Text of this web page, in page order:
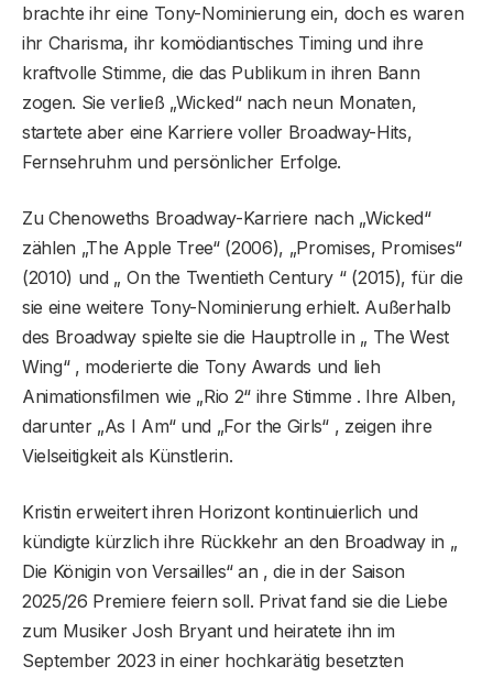
brachte ihr eine Tony-Nominierung ein, doch es waren
ihr Charisma, ihr komödiantisches Timing und ihre
kraftvolle Stimme, die das Publikum in ihren Bann
zogen. Sie verließ „Wicked“ nach neun Monaten,
startete aber eine Karriere voller Broadway-Hits,
Fernsehruhm und persönlicher Erfolge.
Zu Chenoweths Broadway-Karriere nach „Wicked“
zählen „The Apple Tree“ (2006), „Promises, Promises“
(2010) und „ On the Twentieth Century “ (2015), für die
sie eine weitere Tony-Nominierung erhielt. Außerhalb
des Broadway spielte sie die Hauptrolle in „ The West
Wing“ , moderierte die Tony Awards und lieh
Animationsfilmen wie „Rio 2“ ihre Stimme . Ihre Alben,
darunter „As I Am“ und „For the Girls“ , zeigen ihre
Vielseitigkeit als Künstlerin.
Kristin erweitert ihren Horizont kontinuierlich und
kündigte kürzlich ihre Rückkehr an den Broadway in „
Die Königin von Versailles“ an , die in der Saison
2025/26 Premiere feiern soll. Privat fand sie die Liebe
zum Musiker Josh Bryant und heiratete ihn im
September 2023 in einer hochkarätig besetzten